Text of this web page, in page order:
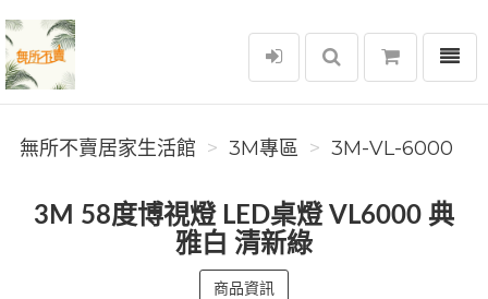
無所不賣居家生活館
選單
無所不賣居家生活館 3M專區 3M-VL-6000
3M 58度博視燈 LED桌燈 VL6000 典
雅白 清新綠
商品資訊